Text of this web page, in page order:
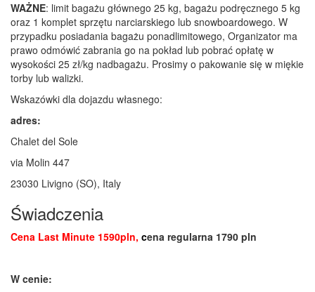
WAŻNE: limit bagażu głównego 25 kg, bagażu podręcznego 5 kg
oraz 1 komplet sprzętu narciarskiego lub snowboardowego. W
przypadku posiadania bagażu ponadlimitowego, Organizator ma
prawo odmówić zabrania go na pokład lub pobrać opłatę w
wysokości 25 zł/kg nadbagażu. Prosimy o pakowanie się w miękie
torby lub walizki.
Wskazówki dla dojazdu własnego:
adres:
Chalet del Sole
via Molin 447
23030 Livigno (SO), Italy
Świadczenia
Cena Last Minute 1590pln, cena regularna 1790 pln
W cenie: